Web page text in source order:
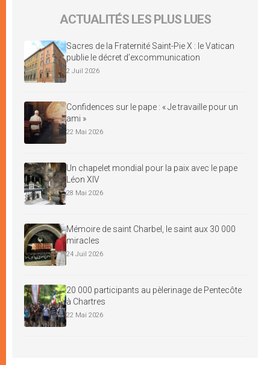
ACTUALITÉS LES PLUS LUES
Sacres de la Fraternité Saint-Pie X : le Vatican
publie le décret d’excommunication
2 Juil 2026
Confidences sur le pape : « Je travaille pour un
ami »
22 Mai 2026
Un chapelet mondial pour la paix avec le pape
Léon XIV
28 Mai 2026
Mémoire de saint Charbel, le saint aux 30 000
miracles
24 Juil 2026
20 000 participants au pèlerinage de Pentecôte
à Chartres
22 Mai 2026